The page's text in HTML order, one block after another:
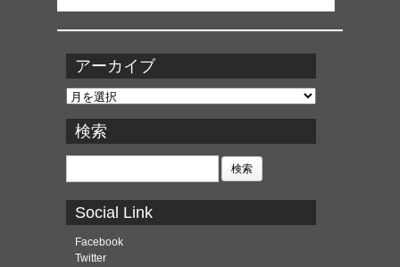
アーカイブ
ア
カ
イ
ブ
検索
検
Social Link
Facebook
Twitter